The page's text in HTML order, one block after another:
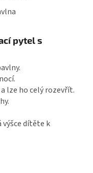
pytel s
lze ho celý rozevřít.
výšce dítěte k